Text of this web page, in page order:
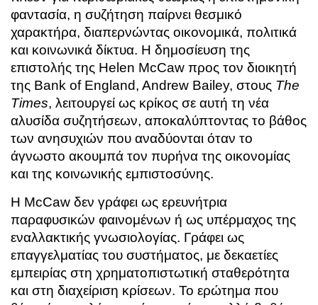
φαντασία, η συζήτηση παίρνει θεσμικό
χαρακτήρα, διαπερνώντας οικονομικά, πολιτικά
και κοινωνικά δίκτυα. Η δημοσίευση της
επιστολής της Helen McCaw προς τον διοικητή
της Bank of England, Andrew Bailey, στους The
Times, λειτουργεί ως κρίκος σε αυτή τη νέα
αλυσίδα συζητήσεων, αποκαλύπτοντας το βάθος
των ανησυχιών που αναδύονται όταν το
άγνωστο ακουμπά τον πυρήνα της οικονομίας
και της κοινωνικής εμπιστοσύνης.
Η McCaw δεν γράφει ως ερευνήτρια
παραφυσικών φαινομένων ή ως υπέρμαχος της
εναλλακτικής γνωσιολογίας. Γράφει ως
επαγγελματίας του συστήματος, με δεκαετίες
εμπειρίας στη χρηματοπιστωτική σταθερότητα
και στη διαχείριση κρίσεων. Το ερώτημα που